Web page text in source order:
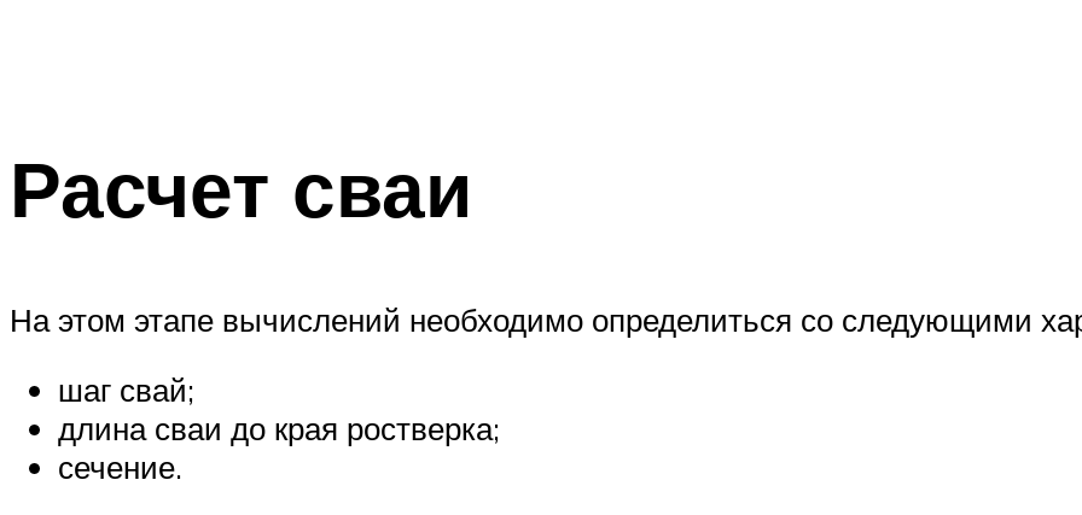
Расчет сваи
На этом этапе вычислений необходимо определиться со следующими
шаг свай;
длина сваи до края ростверка;
сечение.